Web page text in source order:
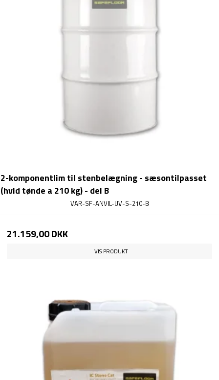
2-komponentlim til stenbelægning - sæsontilpasset
(hvid tønde a 210 kg) - del B
VAR-SF-ANVIL-UV-S-210-B
21.159,00 DKK
VIS PRODUKT